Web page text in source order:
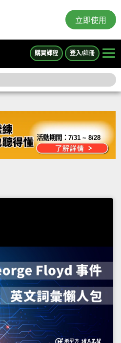
立即使用
購買課程 登入/註冊
活動期間：7/31 ~ 8/28